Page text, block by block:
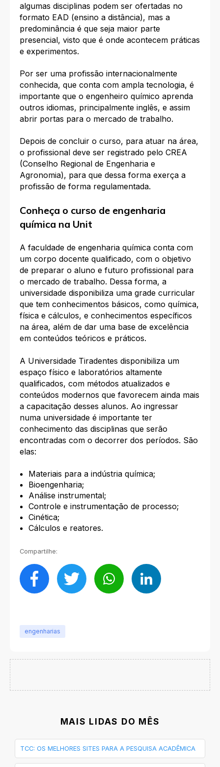
algumas disciplinas podem ser ofertadas no
formato EAD (ensino a distância), mas a
predominância é que seja maior parte
presencial, visto que é onde acontecem práticas
e experimentos.
Por ser uma profissão internacionalmente
conhecida, que conta com ampla tecnologia, é
importante que o engenheiro químico aprenda
outros idiomas, principalmente inglês, e assim
abrir portas para o mercado de trabalho.
Depois de concluir o curso, para atuar na área,
o profissional deve ser registrado pelo CREA
(Conselho Regional de Engenharia e
Agronomia), para que dessa forma exerça a
profissão de forma regulamentada.
Conheça o curso de engenharia
química na Unit
A faculdade de engenharia química conta com
um corpo docente qualificado, com o objetivo
de preparar o aluno e futuro profissional para
o mercado de trabalho. Dessa forma, a
universidade disponibiliza uma grade curricular
que tem conhecimentos básicos, como química,
física e cálculos, e conhecimentos específicos
na área, além de dar uma base de excelência
em conteúdos teóricos e práticos.
A Universidade Tiradentes disponibiliza um
espaço físico e laboratórios altamente
qualificados, com métodos atualizados e
conteúdos modernos que favorecem ainda mais
a capacitação desses alunos. Ao ingressar
numa universidade é importante ter
conhecimento das disciplinas que serão
encontradas com o decorrer dos períodos. São
elas:
Materiais para a indústria química;
Bioengenharia;
Análise instrumental;
Controle e instrumentação de processo;
Cinética;
Cálculos e reatores.
Compartilhe:
engenharias
MAIS LIDAS DO MÊS
TCC: OS MELHORES SITES PARA A PESQUISA ACADÊMICA